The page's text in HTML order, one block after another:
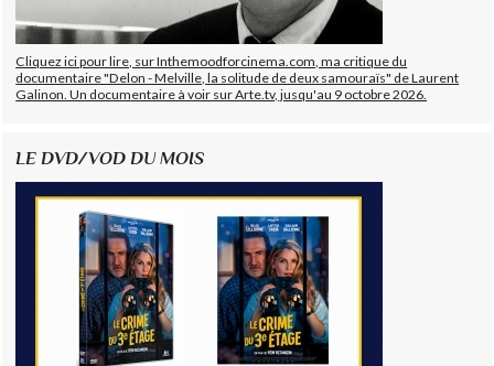
Cliquez ici pour lire, sur Inthemoodforcinema.com, ma critique du
documentaire "Delon - Melville, la solitude de deux samouraïs" de Laurent
Galinon. Un documentaire à voir sur Arte.tv, jusqu'au 9 octobre 2026.
LE DVD/VOD DU MOIS